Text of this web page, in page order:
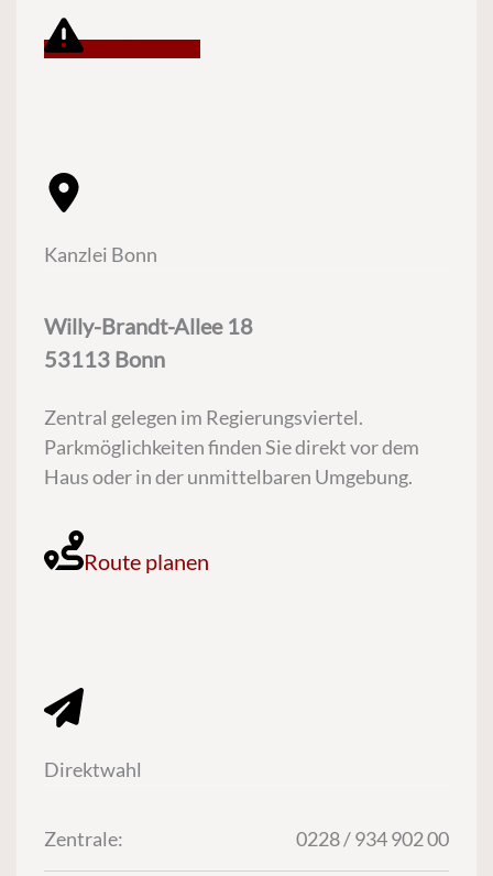
Notruf 24/7
Kanzlei Bonn
Willy-Brandt-Allee 18
53113 Bonn
Zentral gelegen im Regierungsviertel.
Parkmöglichkeiten finden Sie direkt vor dem
Haus oder in der unmittelbaren Umgebung.
Route planen
Direktwahl
Zentrale: 0228 / 934 902 00